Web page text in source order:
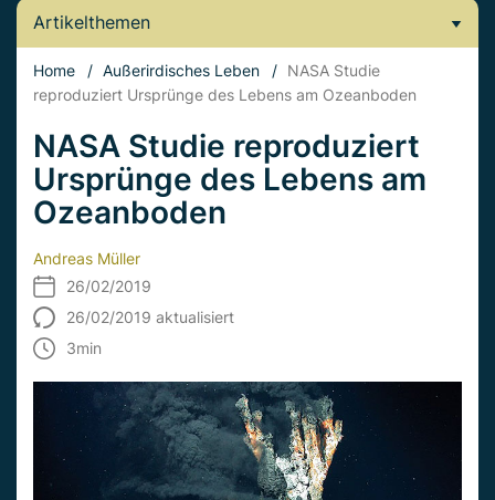
Artikelthemen
Home / Außerirdisches Leben / NASA Studie
reproduziert Ursprünge des Lebens am Ozeanboden
NASA Studie reproduziert
Ursprünge des Lebens am
Ozeanboden
Andreas Müller
26/02/2019
26/02/2019 aktualisiert
3min